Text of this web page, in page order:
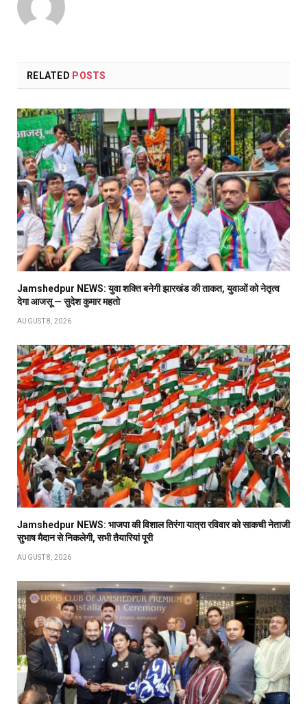
RELATED POSTS
Jamshedpur NEWS: युवा शक्ति बनेगी झारखंड की ताकत, युवाओं को नेतृत्व
देगा आजसू — सुदेश कुमार महतो
AUGUST 8, 2026
Jamshedpur NEWS: भाजपा की विशाल तिरंगा यात्रा रविवार को साकची नेताजी
सुभाष मैदान से निकलेगी, सभी तैयारियां पूरी
AUGUST 8, 2026